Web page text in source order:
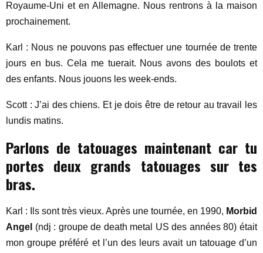
Royaume-Uni et en Allemagne. Nous rentrons à la maison
prochainement.
Karl : Nous ne pouvons pas effectuer une tournée de trente
jours en bus. Cela me tuerait. Nous avons des boulots et
des enfants. Nous jouons les week-ends.
Scott : J’ai des chiens. Et je dois être de retour au travail les
lundis matins.
Parlons de tatouages maintenant car tu
portes deux grands tatouages sur tes
bras.
Karl : Ils sont très vieux. Après une tournée, en 1990, Morbid
Angel (ndj : groupe de death metal US des années 80) était
mon groupe préféré et l’un des leurs avait un tatouage d’un